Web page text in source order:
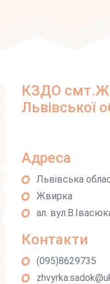
КЗДО
Львівської
Адреса
Львівська
Жвирка
ал.
Контакти
(095)8629735